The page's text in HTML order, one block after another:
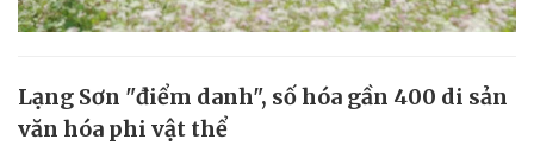
Lạng Sơn "điểm danh", số hóa gần 400 di sản
văn hóa phi vật thể